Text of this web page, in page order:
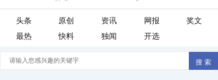
头条 原创 资讯 网报
奖文
最热
快料 独闻 开选